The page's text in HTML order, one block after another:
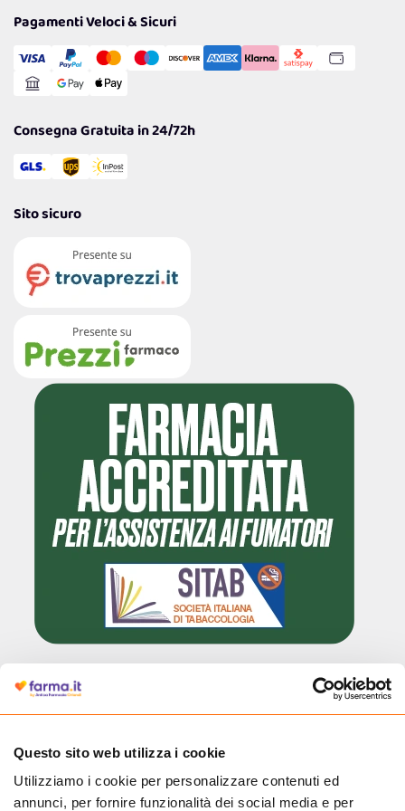
Questo sito web utilizza i cookie
Utilizziamo i cookie per personalizzare contenuti ed
annunci, per fornire funzionalità dei social media e per
Cookie Policy
Gestisci Cookie
Reso Facile e Veloce
Pagamenti Veloci & Sicuri
Consegna Gratuita in 24/72h
Sito sicuro
autorizzata dal Ministero della Salute a effettuare la vendita online di